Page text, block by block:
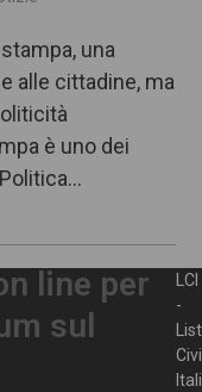
una
alle cittadine, ma
è uno dei
line per
sul
LCI
-